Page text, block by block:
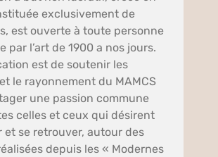
exclusivement de
est ouverte à toute personne
par l’art de 1900 a nos jours.
est de soutenir les
le rayonnement du MAMCS
une passion commune
celles et ceux qui désirent
et se retrouver, autour des
depuis les « Modernes